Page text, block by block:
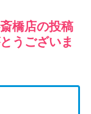
橋店の投稿
うございま